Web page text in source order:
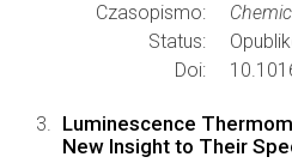
Czasopismo:
Status:
Doi:
Luminescence
New Insight to Their